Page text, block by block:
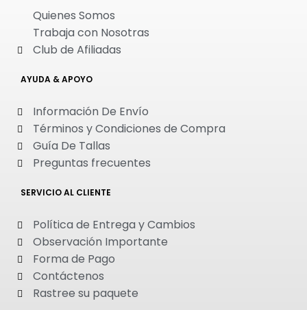
Quienes Somos
Trabaja con Nosotras
Club de Afiliadas
AYUDA & APOYO
Información De Envío
Términos y Condiciones de Compra
Guía De Tallas
Preguntas frecuentes
SERVICIO AL CLIENTE
Política de Entrega y Cambios
Observación Importante
Forma de Pago
Contáctenos
Rastree su paquete